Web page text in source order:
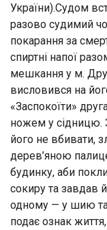
України).Судом
разово судимий
покарання за
спиртні напої
мешкання у м.
висловився на
«Заспокоїти»
ножем у сідницю.
його не вбивати,
дерев’яною
будинку, аби
сокиру та завдав
одному — у шию
подає ознак